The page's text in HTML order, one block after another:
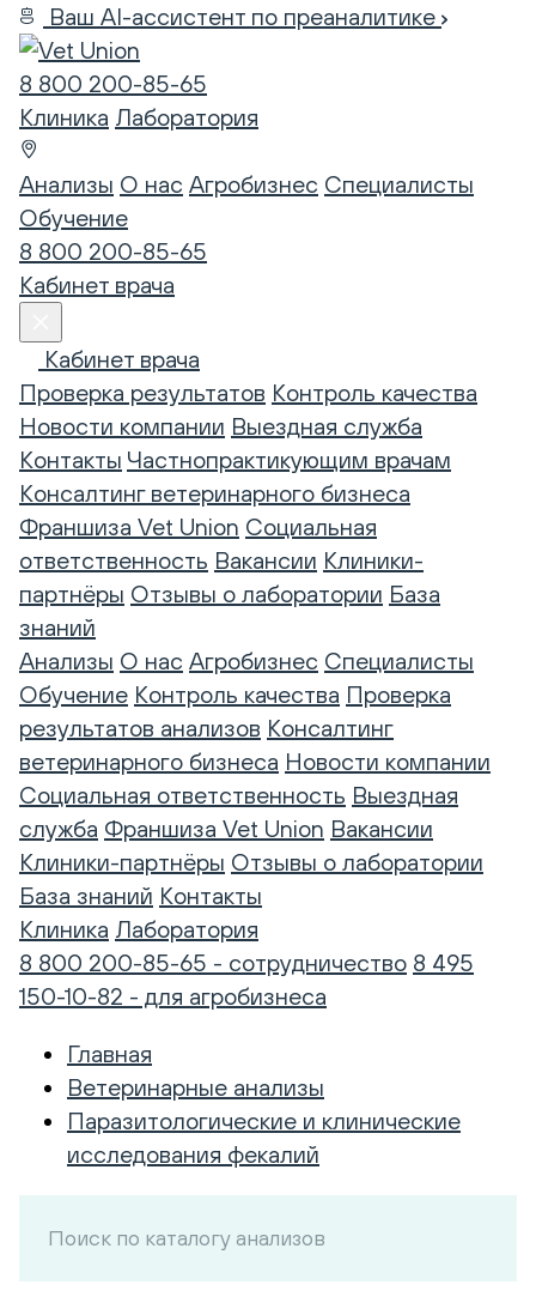
Ваш AI-ассистент по преаналитике
8 800 200-85-65
Клиника Лаборатория
Анализы О нас Агробизнес Специалисты
Обучение
8 800 200-85-65
Кабинет врача
Кабинет врача
Проверка результатов Контроль качества
Новости компании Выездная служба
Контакты Частнопрактикующим врачам
Консалтинг ветеринарного бизнеса
Франшиза Vet Union Социальная
ответственность Вакансии Клиники-
партнёры Отзывы о лаборатории База
знаний
Анализы О нас Агробизнес Специалисты
Обучение Контроль качества Проверка
результатов анализов Консалтинг
ветеринарного бизнеса Новости компании
Социальная ответственность Выездная
служба Франшиза Vet Union Вакансии
Клиники-партнёры Отзывы о лаборатории
База знаний Контакты
Клиника Лаборатория
8 800 200-85-65 - сотрудничество 8 495
150-10-82 - для агробизнеса
Главная
Ветеринарные анализы
Паразитологические и клинические
исследования фекалий